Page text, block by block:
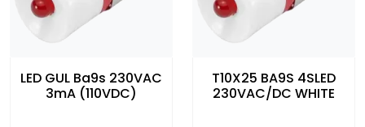
LED GUL Ba9s 230VAC
3mA (110VDC)
T10X25 BA9S 4SLED
230VAC/DC WHITE